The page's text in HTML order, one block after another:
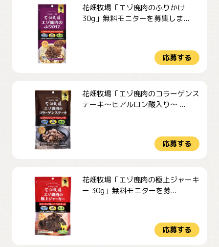
花畑牧場「エゾ鹿肉のふりかけ
30g」無料モニターを募集しま...
応募する
花畑牧場「エゾ鹿肉のコラーゲンス
テーキ～ヒアルロン酸入り～ ...
応募する
花畑牧場「エゾ鹿肉の極上ジャーキ
ー 30g」無料モニターを募...
応募する